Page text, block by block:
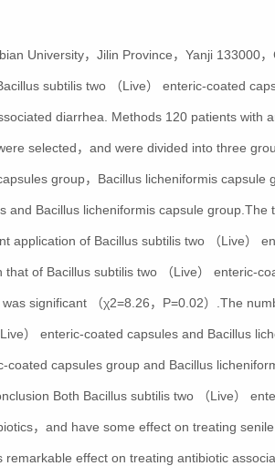
University，Jilin Province，Yanji 133000
subtilis two （Live） enteric-coated
diarrhea. Methods 120 patients with
selected，and were divided into three
group，Bacillus licheniformis capsule
and Bacillus licheniformis capsule
application of Bacillus subtilis two （Live）
of Bacillus subtilis two （Live） enteric-
significant （χ2=8.26，P=0.02）.The
） enteric-coated capsules and Bacillus
capsules group and Bacillus
Both Bacillus subtilis two （Live）
，and have some effect on treating
effect on treating antibiotic